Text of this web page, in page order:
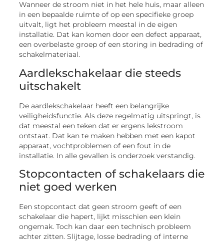
Wanneer de stroom niet in het hele huis, maar alleen
in een bepaalde ruimte of op een specifieke groep
uitvalt, ligt het probleem meestal in de eigen
installatie. Dat kan komen door een defect apparaat,
een overbelaste groep of een storing in bedrading of
schakelmateriaal.
Aardlekschakelaar die steeds
uitschakelt
De aardlekschakelaar heeft een belangrijke
veiligheidsfunctie. Als deze regelmatig uitspringt, is
dat meestal een teken dat er ergens lekstroom
ontstaat. Dat kan te maken hebben met een kapot
apparaat, vochtproblemen of een fout in de
installatie. In alle gevallen is onderzoek verstandig.
Stopcontacten of schakelaars die
niet goed werken
Een stopcontact dat geen stroom geeft of een
schakelaar die hapert, lijkt misschien een klein
ongemak. Toch kan daar een technisch probleem
achter zitten. Slijtage, losse bedrading of interne